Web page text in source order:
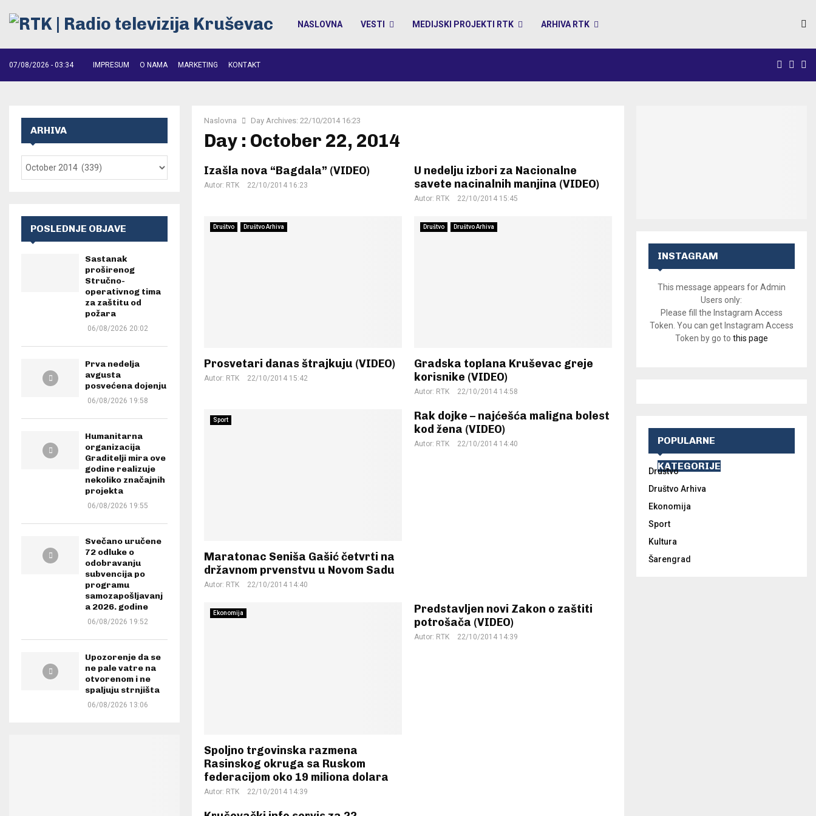
NASLOVNA VESTI MEDIJSKI PROJEKTI RTK ARHIVA RTK
07/08/2026 - 03:34 IMPRESUM O NAMA MARKETING KONTAKT
Naslovna Day Archives: 22/10/2014 16:23
Day : October 22, 2014
Izašla nova “Bagdala” (VIDEO)
Autor: RTK 22/10/2014 16:23
U nedelju izbori za Nacionalne
savete nacinalnih manjina (VIDEO)
Autor: RTK 22/10/2014 15:45
Društvo Društvo Arhiva
Prosvetari danas štrajkuju (VIDEO)
Autor: RTK 22/10/2014 15:42
Društvo Društvo Arhiva
Gradska toplana Kruševac greje
korisnike (VIDEO)
Autor: RTK 22/10/2014 14:58
Sport
Maratonac Seniša Gašić četvrti na
državnom prvenstvu u Novom Sadu
Autor: RTK 22/10/2014 14:40
Rak dojke – najćešća maligna bolest
kod žena (VIDEO)
Autor: RTK 22/10/2014 14:40
Ekonomija
Spoljno trgovinska razmena
Rasinskog okruga sa Ruskom
federacijom oko 19 miliona dolara
Autor: RTK 22/10/2014 14:39
Predstavljen novi Zakon o zaštiti
potrošača (VIDEO)
Autor: RTK 22/10/2014 14:39
ARHIVA
POSLEDNJE OBJAVE
Sastanak
proširenog
Stručno-
operativnog tima
za zaštitu od
požara
06/08/2026 20:02
Prva nedelja
avgusta
posvećena dojenju
06/08/2026 19:58
Humanitarna
organizacija
Graditelji mira ove
godine realizuje
nekoliko značajnih
projekta
06/08/2026 19:55
Svečano uručene
72 odluke o
odobravanju
subvencija po
programu
samozapošljavanj
a 2026. godine
06/08/2026 19:52
Upozorenje da se
ne pale vatre na
otvorenom i ne
spaljuju strnjišta
06/08/2026 13:06
INSTAGRAM
This message appears for Admin
Users only:
Please fill the Instagram Access
Token. You can get Instagram Access
Token by go to this page
POPULARNE
KATEGORIJE
Društvo
Društvo Arhiva
Ekonomija
Sport
Kultura
Šarengrad